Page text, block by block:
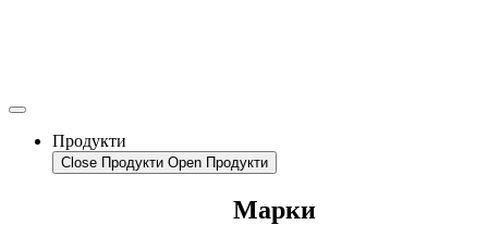
Продукти
Close Продукти Open Продукти
Марки